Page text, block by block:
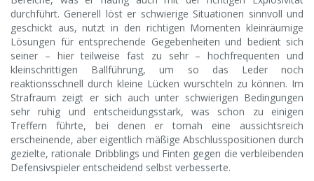
durchführt. Generell löst er schwierige Situationen sinnvoll und
geschickt aus, nutzt in den richtigen Momenten kleinräumige
Lösungen für entsprechende Gegebenheiten und bedient sich
seiner – hier teilweise fast zu sehr – hochfrequenten und
kleinschrittigen Ballführung, um so das Leder noch
reaktionsschnell durch kleine Lücken wurschteln zu können. Im
Strafraum zeigt er sich auch unter schwierigen Bedingungen
sehr ruhig und entscheidungsstark, was schon zu einigen
Treffern führte, bei denen er tornah eine aussichtsreich
erscheinende, aber eigentlich mäßige Abschlusspositionen durch
gezielte, rationale Dribblings und Finten gegen die verbleibenden
Defensivspieler entscheidend selbst verbesserte.